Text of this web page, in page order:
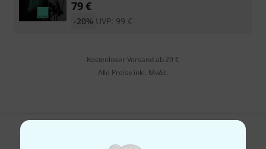
79€
UVP: 99 €
-20%
Kostenloser Versand ab 29 €
Alle Preise inkl. MwSt.
Gefällt Ihnen, was Sie sehen?